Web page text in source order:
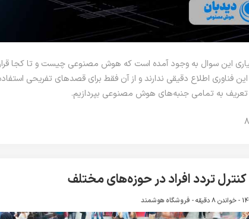
این سوال به وجود آمده است که هوش مصنوعی چیست و تا کجا
فناوری اطلاع دقیقی ندارند و از آن فقط برای قصدهای تفریحی
تعریف به تمامی جنبه‌های هوش مصنوعی بپردازیم.
کنترل تردد افراد در حوزه‌های مختلف
خواندن 8 دقیقه - فروشگاه هوشمند